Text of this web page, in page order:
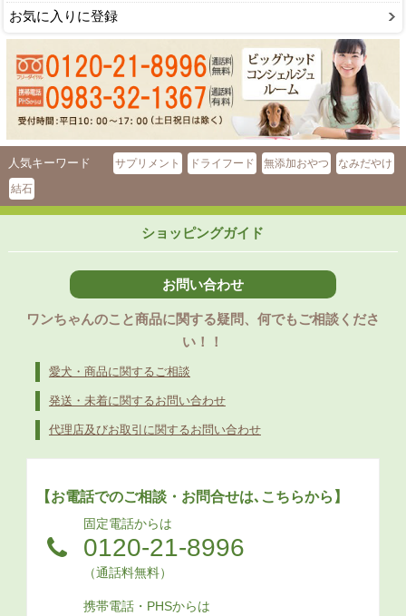
お気に入りに登録
人気キーワード サプリメント ドライフード 無添加おやつ
なみだやけ
結石
ショッピングガイド
お問い合わせ
ワンちゃんのこと商品に関する疑問、何でもご相談くださ
い！！
愛犬・商品に関するご相談
発送・未着に関するお問い合わせ
代理店及びお取引に関するお問い合わせ
【お電話でのご相談・お問合せは､こちらから】
固定電話からは
0120-21-8996
（通話料無料）
携帯電話・PHSからは